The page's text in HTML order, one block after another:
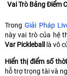
Vai Trò Bảng Điểm
Trong Giải Pháp
này vai trò của hệ
Var Pickleball
là vô
Hiển thị điểm số
hỗ trợ trọng tài và